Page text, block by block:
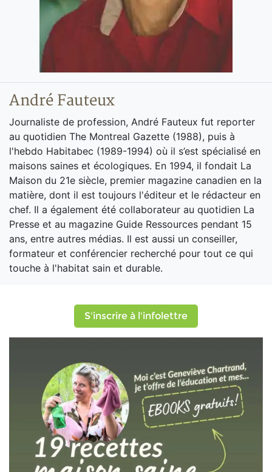
André Fauteux
Journaliste de profession, André Fauteux fut reporter
au quotidien The Montreal Gazette (1988), puis à
l'hebdo Habitabec (1989-1994) où il s’est spécialisé en
maisons saines et écologiques. En 1994, il fondait La
Maison du 21e siècle, premier magazine canadien en la
matière, dont il est toujours l'éditeur et le rédacteur en
chef. Il a également été collaborateur au quotidien La
Presse et au magazine Guide Ressources pendant 15
ans, entre autres médias. Il est aussi un conseiller,
formateur et conférencier recherché pour tout ce qui
touche à l'habitat sain et durable.
S'inscrire à l'infolettre